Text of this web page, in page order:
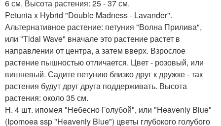
6 см. Высота растения: 25 - 37 см.
Petunia x Hybrid "Double Madness - Lavander".
Альтернативное растение: петуния "Волна Прилива",
или "Tidal Wave" вначале это растение растет в
направлении от центра, а затем вверх. Взрослое
растение пышностью отличается. Цвет - розовый, или
вишневый. Садите петунию близко друг к дружке - так
растения будут друг друга поддерживать. Высота
растения: около 35 см.
H. 4 шт. ипомея "Небесно Голубой", или "Heavenly Blue"
(Ipomoea ssp "Heavenly Blue") цветы глубокого голубого